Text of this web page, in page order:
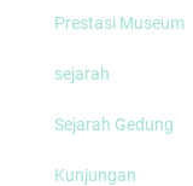
Prestasi Museum
sejarah
Sejarah Gedung
Kunjungan